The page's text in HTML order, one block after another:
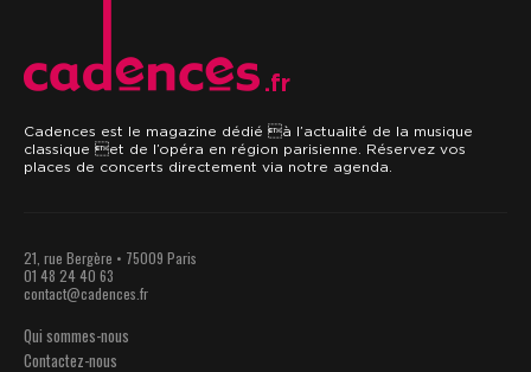
.fr
Cadences est le magazine dédié à l’actualité de la musique
classique et de l’opéra en région parisienne. Réservez vos
places de concerts directement via notre agenda.
21, rue Bergère • 75009 Paris
01 48 24 40 63
contact@cadences.fr
Qui sommes-nous
Contactez-nous